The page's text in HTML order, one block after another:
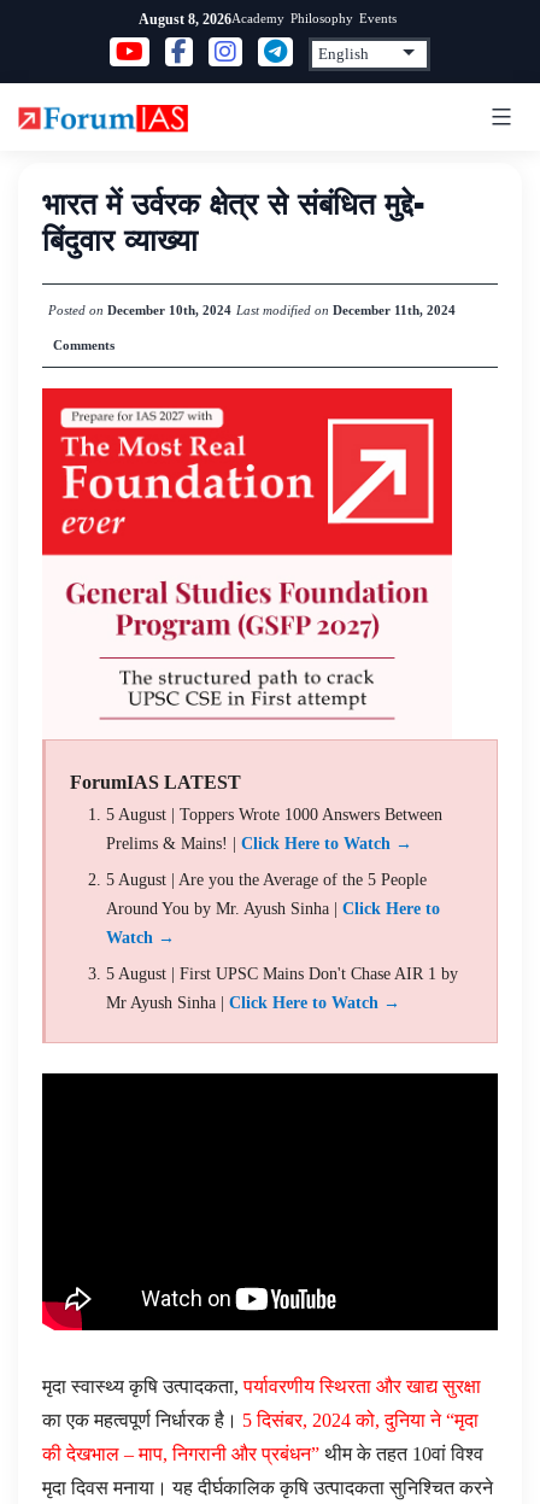
content
August 8, 2026Academy Philosophy Events
भारत में उर्वरक क्षेत्र से संबंधित मुद्दे-
बिंदुवार व्याख्या
Posted on December 10th, 2024 Last modified on December 11th, 2024
Comments
ForumIAS LATEST
5 August | Toppers Wrote 1000 Answers Between
Prelims & Mains! | Click Here to Watch →
5 August | Are you the Average of the 5 People
Around You by Mr. Ayush Sinha | Click Here to
Watch →
5 August | First UPSC Mains Don't Chase AIR 1 by
Mr Ayush Sinha | Click Here to Watch →
मृदा स्वास्थ्य कृषि उत्पादकता,पर्यावरणीय स्थिरता और खाद्य सुरक्षा
का एक महत्वपूर्ण निर्धारक है। 5 दिसंबर, 2024 को, दुनिया ने “मृदा
की देखभाल – माप, निगरानी और प्रबंधन” थीम के तहत 10वां विश्व
मृदा दिवस मनाया। यह दीर्घकालिक कृषि उत्पादकता सुनिश्चित करने